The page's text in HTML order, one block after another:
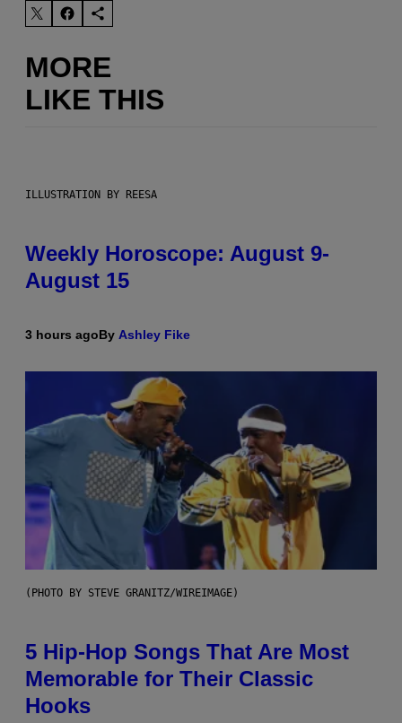
MORE
LIKE THIS
ILLUSTRATION BY REESA
Weekly Horoscope: August 9-
August 15
3 hours agoBy Ashley Fike
(PHOTO BY STEVE GRANITZ/WIREIMAGE)
5 Hip-Hop Songs That Are Most
Memorable for Their Classic
Hooks